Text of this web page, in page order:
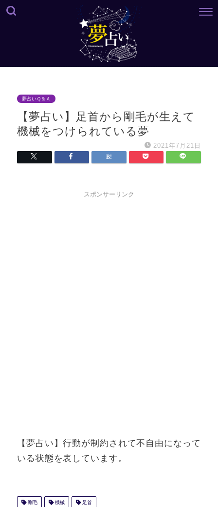
夢占いＱ＆Ａ
【夢占い】足首から剛毛が生えて
機械をつけられている夢
2021年7月21日
スポンサーリンク
【夢占い】行動が制約されて不自由になって
いる状態を表しています。
剛毛 機械 足首